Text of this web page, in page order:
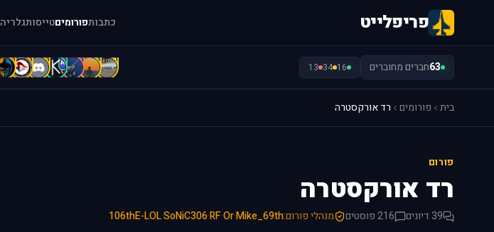
פריפלייט כתבותפורומיםטייסותגלריה
63חברים מחוברים 16
34
13
[
A
A
A
A
A
A
בית פורומים רד אורקסטרה
פורום
רד אורקסטרה
39 דיונים 216 פוסטים מנהלי פורום:Mike_69th
·
Or
·
RF
·
SoNiC306
·
106thE-LOL